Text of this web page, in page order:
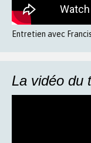
Entretien avec
La vidéo du